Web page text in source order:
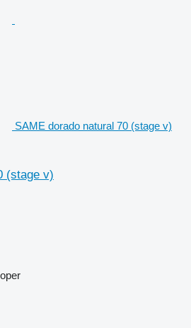
SAME dorado natural 70 (stage v)
(stage v)